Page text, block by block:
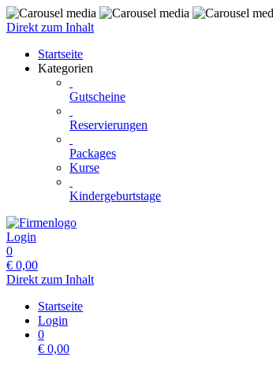
Direkt zum Inhalt
Startseite
Kategorien
Gutscheine
Reservierungen
Packages
Kurse
Kindergeburtstage
Login
0
€ 0,00
Direkt zum Inhalt
Startseite
Login
0
€ 0,00